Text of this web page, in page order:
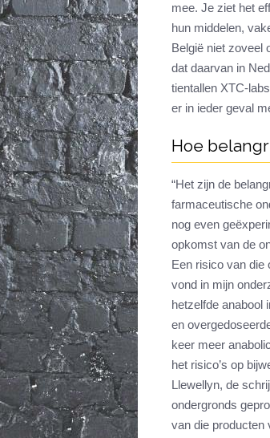
mee. Je ziet het
hun middelen,
België niet zoveel
dat daarvan in
tientallen XTC-
er in ieder geval
Hoe
“Het zijn de
farmaceutische
nog even
opkomst van de
Een risico van die
vond in mijn
hetzelfde anabool
en
keer meer
het risico’s op
Llewellyn, de
ondergronds
van die producten